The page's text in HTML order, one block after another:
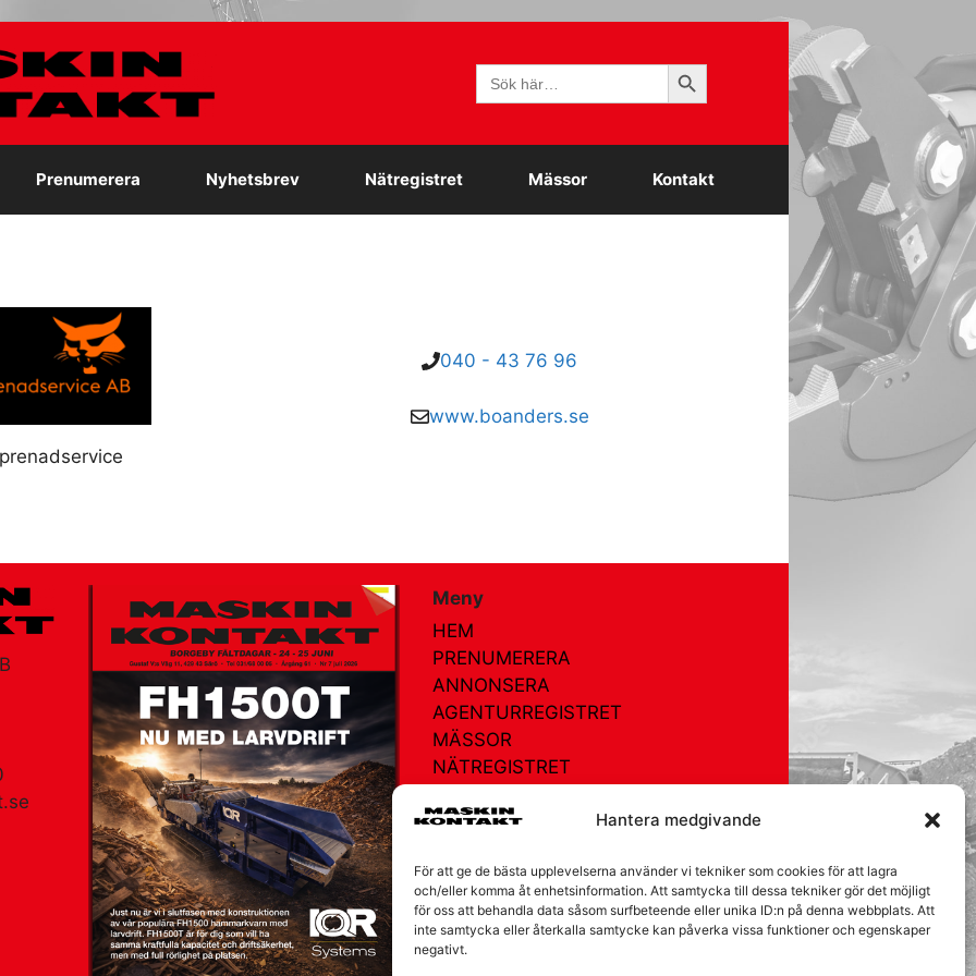
Hantera medgivande
För att ge de bästa upplevelserna använder vi tekniker som cookies för att lagra
och/eller komma åt enhetsinformation. Att samtycka till dessa tekniker gör det möjligt
för oss att behandla data såsom surfbeteende eller unika ID:n på denna webbplats. Att
inte samtycka eller återkalla samtycke kan påverka vissa funktioner och egenskaper
negativt.
Sök
efter:
Sökknapp
Prenumerera Nyhetsbrev Nätregistret Mässor Kontakt
040 - 43 76 96
www.boanders.se
Meny
HEM
PRENUMERERA
ANNONSERA
AGENTURREGISTRET
MÄSSOR
NÄTREGISTRET